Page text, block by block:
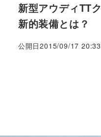
新型アウディTT
新的装備とは？
公開日2015/09/17 20:33